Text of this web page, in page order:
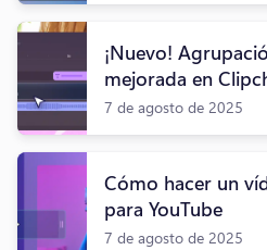
¡Nuevo!
mejorada en
7 de agosto de 2025
Cómo hacer un
para YouTube
7 de agosto de 2025